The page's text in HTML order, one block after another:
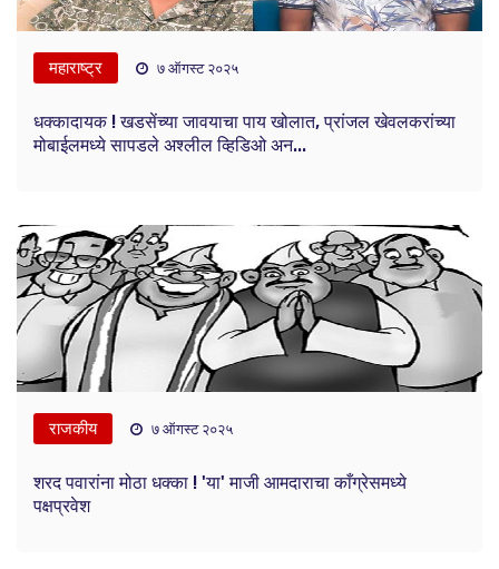
महाराष्ट्र ७ ऑगस्ट २०२५
धक्कादायक ! खडसेंच्या जावयाचा पाय खोलात, प्रांजल खेवलकरांच्या
मोबाईलमध्ये सापडले अश्लील व्हिडिओ अन...
राजकीय ७ ऑगस्ट २०२५
शरद पवारांना मोठा धक्का ! 'या' माजी आमदाराचा काँग्रेसमध्ये
पक्षप्रवेश